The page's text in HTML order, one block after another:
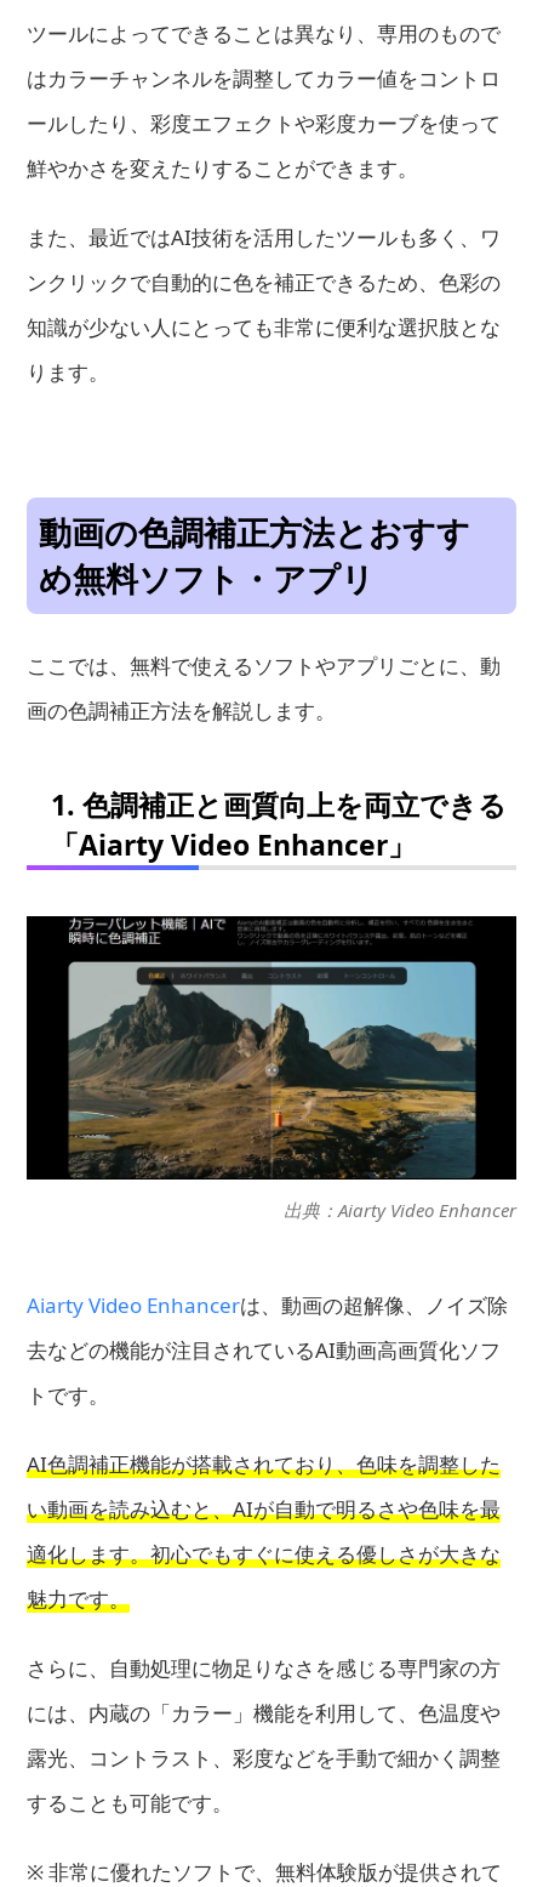
ツールによってできることは異なり、専用のもので
はカラーチャンネルを調整してカラー値をコントロ
ールしたり、彩度エフェクトや彩度カーブを使って
鮮やかさを変えたりすることができます。
また、最近ではAI技術を活用したツールも多く、ワ
ンクリックで自動的に色を補正できるため、色彩の
知識が少ない人にとっても非常に便利な選択肢とな
ります。
動画の色調補正方法とおすす
め無料ソフト・アプリ
ここでは、無料で使えるソフトやアプリごとに、動
画の色調補正方法を解説します。
1. 色調補正と画質向上を両立できる
「Aiarty Video Enhancer」
出典：Aiarty Video Enhancer
Aiarty Video Enhancerは、動画の超解像、ノイズ除
去などの機能が注目されているAI動画高画質化ソフ
トです。
AI色調補正機能が搭載されており、色味を調整した
い動画を読み込むと、AIが自動で明るさや色味を最
適化します。初心でもすぐに使える優しさが大きな
魅力です。
さらに、自動処理に物足りなさを感じる専門家の方
には、内蔵の「カラー」機能を利用して、色温度や
露光、コントラスト、彩度などを手動で細かく調整
することも可能です。
※ 非常に優れたソフトで、無料体験版が提供されて